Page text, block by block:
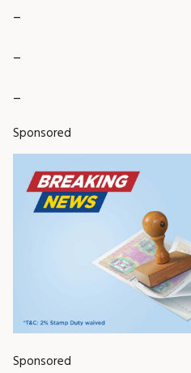
_
_
_
Sponsored
Sponsored